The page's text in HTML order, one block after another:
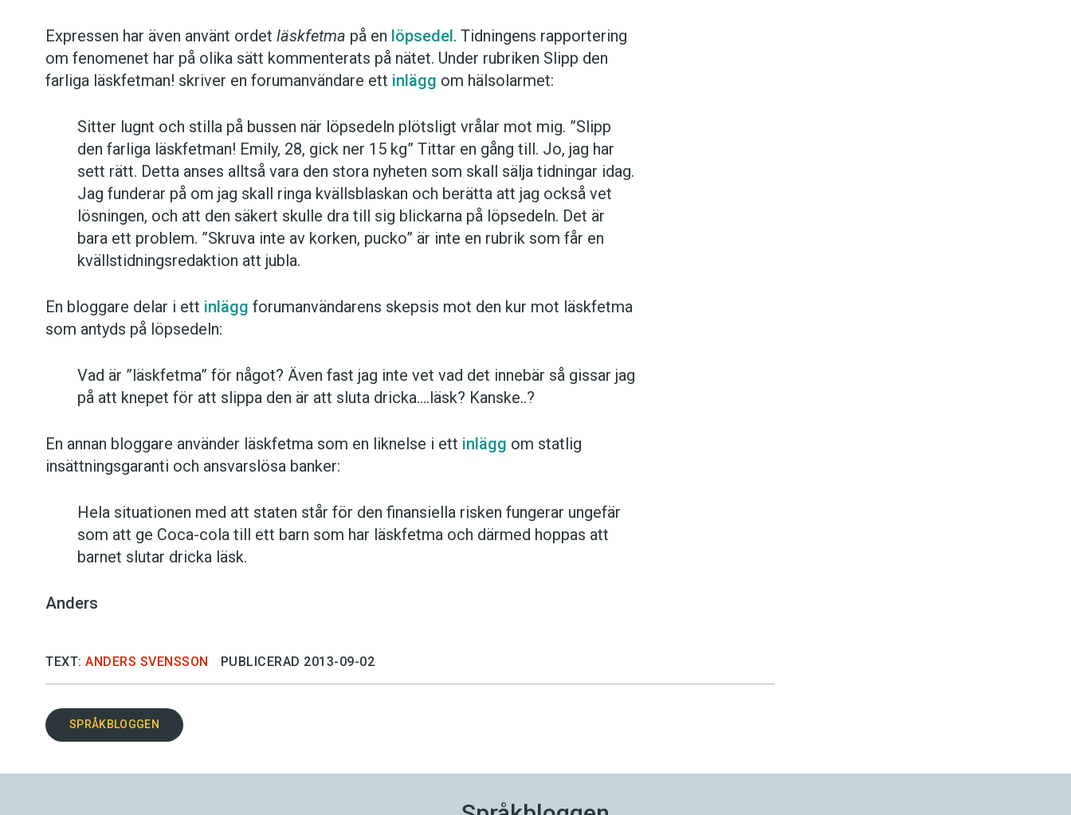
Expressen har även använt ordet läskfetma på en löpsedel. Tidningens rapportering
om fenomenet har på olika sätt kommenterats på nätet. Under rubriken Slipp den
farliga läskfetman! skriver en forumanvändare ett inlägg om hälsolarmet:
Sitter lugnt och stilla på bussen när löpsedeln plötsligt vrålar mot mig. ”Slipp
den farliga läskfetman! Emily, 28, gick ner 15 kg” Tittar en gång till. Jo, jag har
sett rätt. Detta anses alltså vara den stora nyheten som skall sälja tidningar idag.
Jag funderar på om jag skall ringa kvällsblaskan och berätta att jag också vet
lösningen, och att den säkert skulle dra till sig blickarna på löpsedeln. Det är
bara ett problem. ”Skruva inte av korken, pucko” är inte en rubrik som får en
kvällstidningsredaktion att jubla.
En bloggare delar i ett inlägg forumanvändarens skepsis mot den kur mot läskfetma
som antyds på löpsedeln:
Vad är ”läskfetma” för något? Även fast jag inte vet vad det innebär så gissar jag
på att knepet för att slippa den är att sluta dricka….läsk? Kanske..?
En annan bloggare använder läskfetma som en liknelse i ett inlägg om statlig
insättningsgaranti och ansvarslösa banker:
Hela situationen med att staten står för den finansiella risken fungerar ungefär
som att ge Coca-cola till ett barn som har läskfetma och därmed hoppas att
barnet slutar dricka läsk.
Anders
TEXT: ANDERS SVENSSON PUBLICERAD 2013-09-02
SPRÅKBLOGGEN